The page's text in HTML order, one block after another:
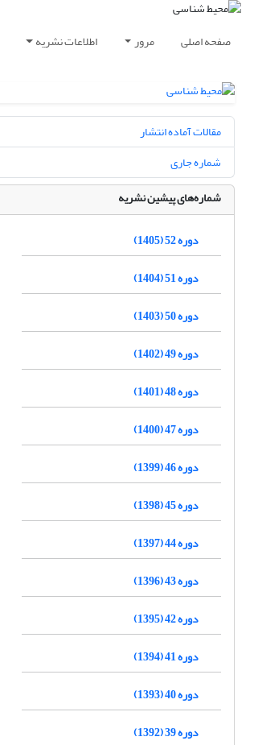
صفحه اصلی مرور اطلاعات نشریه
مقالات آماده انتشار
شماره جاری
شماره‌های پیشین نشریه
دوره 52 (1405)
دوره 51 (1404)
دوره 50 (1403)
دوره 49 (1402)
دوره 48 (1401)
دوره 47 (1400)
دوره 46 (1399)
دوره 45 (1398)
دوره 44 (1397)
دوره 43 (1396)
دوره 42 (1395)
دوره 41 (1394)
دوره 40 (1393)
دوره 39 (1392)